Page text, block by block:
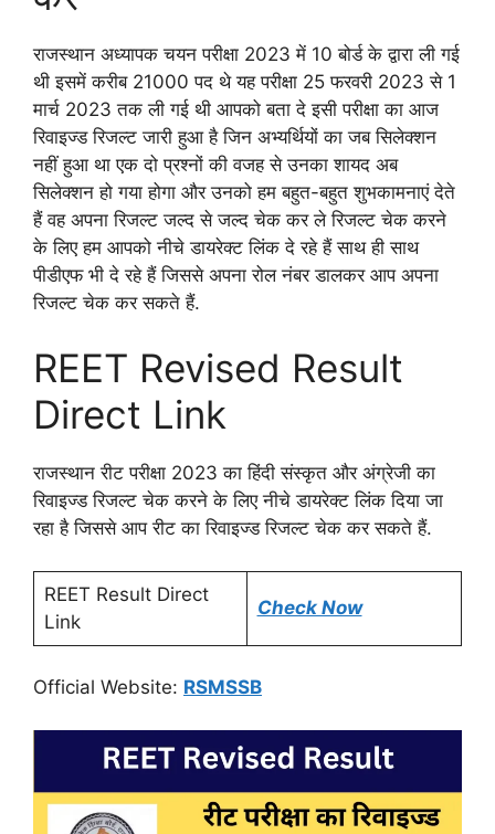
राजस्थान अध्यापक चयन परीक्षा 2023 में 10 बोर्ड के द्वारा ली गई
थी इसमें करीब 21000 पद थे यह परीक्षा 25 फरवरी 2023 से 1
मार्च 2023 तक ली गई थी आपको बता दे इसी परीक्षा का आज
रिवाइज्ड रिजल्ट जारी हुआ है जिन अभ्यर्थियों का जब सिलेक्शन
नहीं हुआ था एक दो प्रश्नों की वजह से उनका शायद अब
सिलेक्शन हो गया होगा और उनको हम बहुत-बहुत शुभकामनाएं देते
हैं वह अपना रिजल्ट जल्द से जल्द चेक कर ले रिजल्ट चेक करने
के लिए हम आपको नीचे डायरेक्ट लिंक दे रहे हैं साथ ही साथ
पीडीएफ भी दे रहे हैं जिससे अपना रोल नंबर डालकर आप अपना
रिजल्ट चेक कर सकते हैं.
REET Revised Result
Direct Link
राजस्थान रीट परीक्षा 2023 का हिंदी संस्कृत और अंग्रेजी का
रिवाइज्ड रिजल्ट चेक करने के लिए नीचे डायरेक्ट लिंक दिया जा
रहा है जिससे आप रीट का रिवाइज्ड रिजल्ट चेक कर सकते हैं.
REET Result Direct
Link
Check Now
Official Website: RSMSSB